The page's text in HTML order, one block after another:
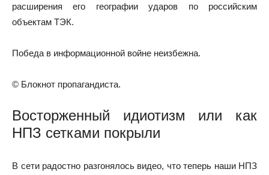
расширения его географии ударов по российским
объектам ТЭК.
Победа в информационной войне неизбежна.
© Блокнот пропагандиста.
Восторженный идиотизм или как
НПЗ сетками покрыли
В сети радостно разгонялось видео, что теперь наши НПЗ